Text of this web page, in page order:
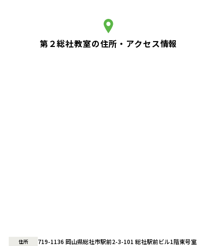
第２総社教室の住所・アクセス情報
住所 719-1136 岡山県総社市駅前2-3-101 総社駅前ビル1階東号室